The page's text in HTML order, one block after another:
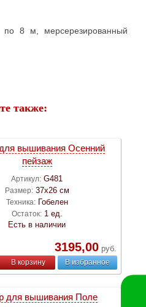
8 м, мерсерезированный
также:
вышивания Осенний
пейзаж
Артикул: G481
Размер: 37х26 см
Техника: Гобелен
Остаток: 1 ед.
Есть в наличии
3195,00руб.
В корзину В избранное
для вышивания Поле